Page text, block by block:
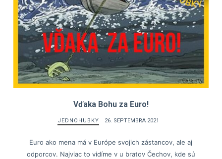
Vďaka Bohu za Euro!
JEDNOHUBKY 26. SEPTEMBRA 2021
Euro ako mena má v Európe svojich zástancov, ale aj
odporcov. Najviac to vidíme v u bratov Čechov, kde sú